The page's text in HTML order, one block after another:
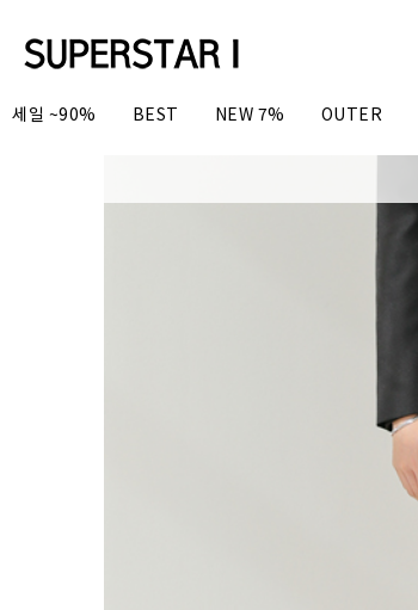
세일 ~90% BEST NEW 7% OUTER